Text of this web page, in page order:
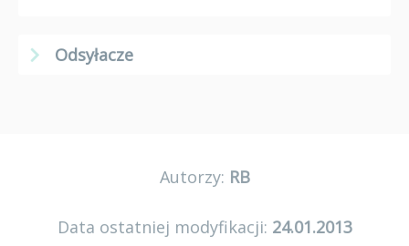
Odsyłacze
Autorzy: RB
Data ostatniej modyfikacji: 24.01.2013